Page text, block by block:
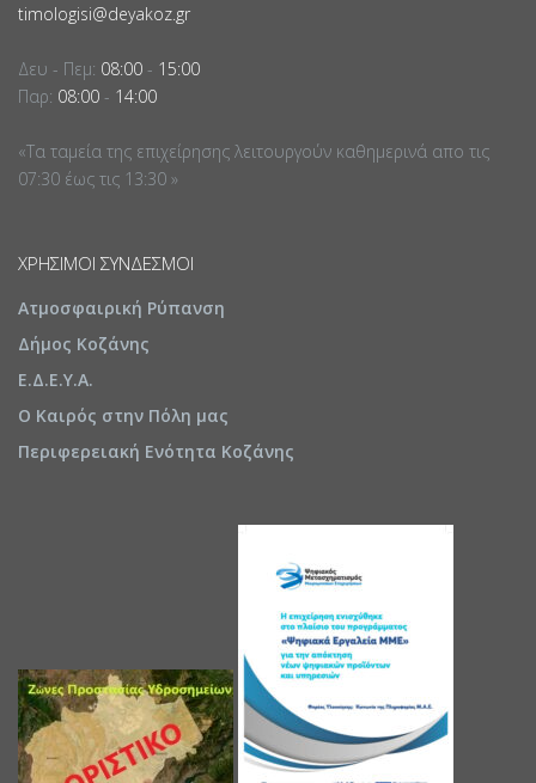
timologisi@deyakoz.gr
Δευ - Πεμ: 08:00 - 15:00
Παρ: 08:00 - 14:00
«Τα ταμεία της επιχείρησης λειτουργούν καθημερινά απο τις
07:30 έως τις 13:30 »
ΧΡΉΣΙΜΟΙ ΣΎΝΔΕΣΜΟΙ
Ατμοσφαιρική Ρύπανση
Δήμος Κοζάνης
Ε.Δ.Ε.Υ.Α.
Ο Καιρός στην Πόλη μας
Περιφερειακή Ενότητα Κοζάνης